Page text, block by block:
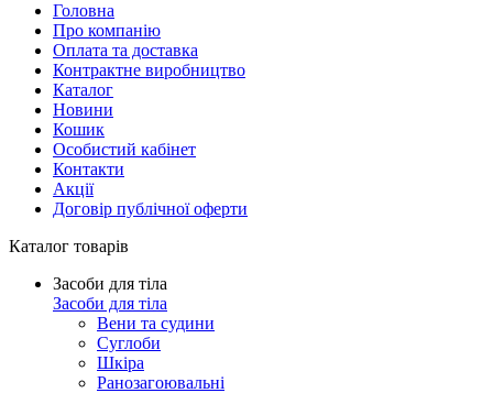
Головна
Про компанію
Оплата та доставка
Контрактне виробництво
Каталог
Новини
Кошик
Особистий кабінет
Контакти
Акції
Договір публічної оферти
Каталог товарів
Засоби для тіла
Засоби для тіла
Вени та судини
Суглоби
Шкіра
Ранозагоювальні